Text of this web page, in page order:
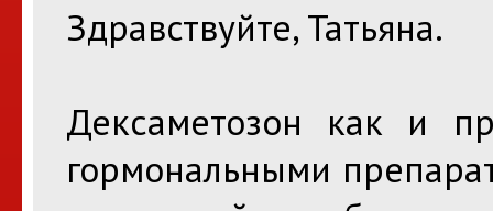
Здравствуйте, Татьяна.
Дексаметозон как и
гормональными